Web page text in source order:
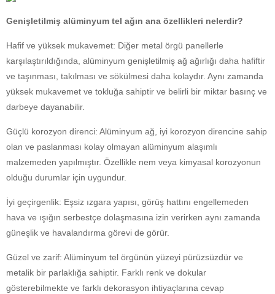
Genişletilmiş alüminyum tel ağın ana özellikleri nelerdir?
Hafif ve yüksek mukavemet: Diğer metal örgü panellerle
karşılaştırıldığında, alüminyum genişletilmiş ağ ağırlığı daha hafiftir
ve taşınması, takılması ve sökülmesi daha kolaydır. Aynı zamanda
yüksek mukavemet ve tokluğa sahiptir ve belirli bir miktar basınç ve
darbeye dayanabilir.
Güçlü korozyon direnci: Alüminyum ağ, iyi korozyon direncine sahip
olan ve paslanması kolay olmayan alüminyum alaşımlı
malzemeden yapılmıştır. Özellikle nem veya kimyasal korozyonun
olduğu durumlar için uygundur.
İyi geçirgenlik: Eşsiz ızgara yapısı, görüş hattını engellemeden
hava ve ışığın serbestçe dolaşmasına izin verirken aynı zamanda
güneşlik ve havalandırma görevi de görür.
Güzel ve zarif: Alüminyum tel örgünün yüzeyi pürüzsüzdür ve
metalik bir parlaklığa sahiptir. Farklı renk ve dokular
gösterebilmekte ve farklı dekorasyon ihtiyaçlarına cevap